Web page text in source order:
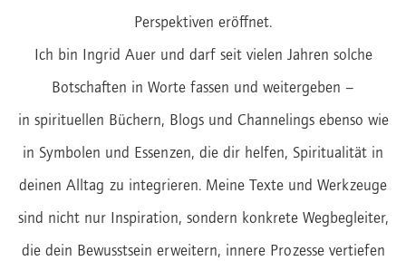
Perspektiven eröffnet.
Ich bin Ingrid Auer und darf seit vielen Jahren solche
Botschaften in Worte fassen und weitergeben –
in spirituellen Büchern, Blogs und Channelings ebenso wie
in Symbolen und Essenzen, die dir helfen, Spiritualität in
deinen Alltag zu integrieren. Meine Texte und Werkzeuge
sind nicht nur Inspiration, sondern konkrete Wegbegleiter,
die dein Bewusstsein erweitern, innere Prozesse vertiefen